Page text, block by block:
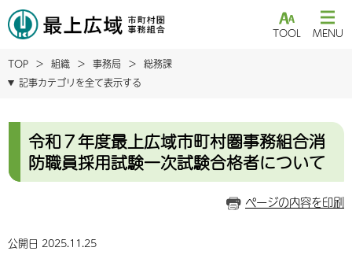
TOOL MENU
TOP 組織 事務局
総務課
記事カテゴリを全て表示する
令和７年度最上広域市町村圏事務組合消
防職員採用試験一次試験合格者について
ページの内容を印刷
公開日 2025.11.25